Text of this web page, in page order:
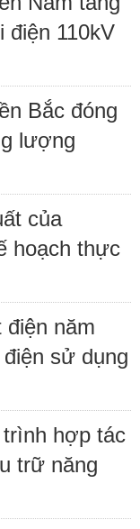
110kV
Bắc đóng
lượng
của
hoạch thực
điện năm
sử dụng
trình hợp tác
trữ năng